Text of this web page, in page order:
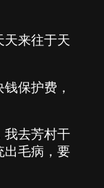
来往于天
保护费，
我去芳村干
出毛病，要